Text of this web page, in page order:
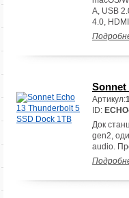
A, USB
4.0,
Sonnet
Артикул:
ID:
Док
gen2,
audio.